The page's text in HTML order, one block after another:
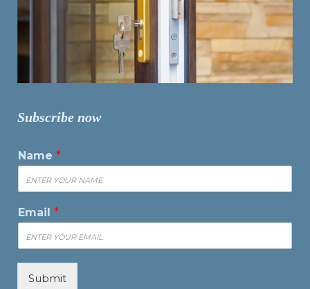
Subscribe now
Name *
Email *
Submit